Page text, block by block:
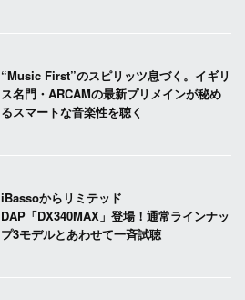
“Music First”のスピリッツ息づく。イギリ
ス名門・ARCAMの最新プリメインが秘め
るスマートな音楽性を聴く
iBassoからリミテッド
DAP「DX340MAX」登場！通常ラインナッ
プ3モデルとあわせて一斉試聴